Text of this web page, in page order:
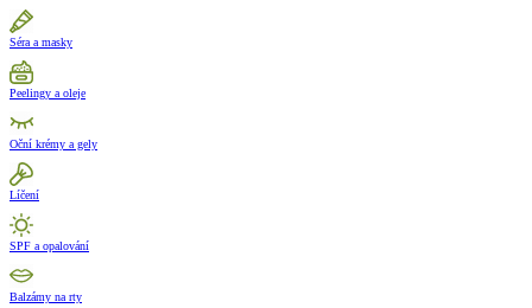
Séra a masky
Peelingy a oleje
Oční krémy a gely
Líčení
SPF a opalování
Balzámy na rty